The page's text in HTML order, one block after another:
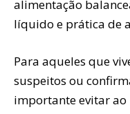
alimentação
líquido e prática de
Para aqueles que
suspeitos ou
importante evitar